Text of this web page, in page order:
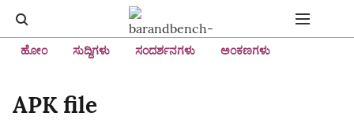
ಹೋಂ ಸುದ್ದಿಗಳು ಸಂದರ್ಶನಗಳು ಅಂಕಣಗಳು
APK file